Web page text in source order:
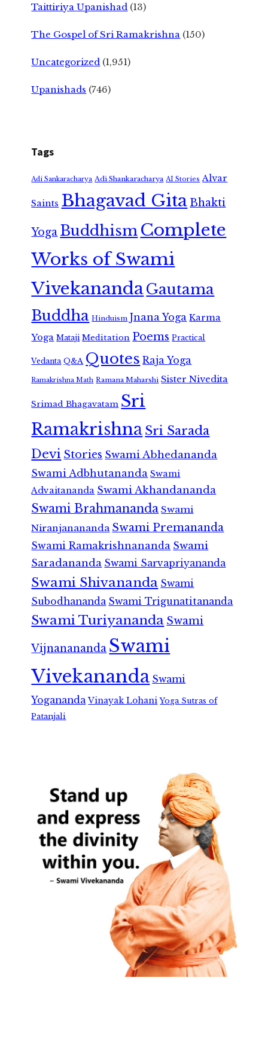
Taittiriya Upanishad (13)
The Gospel of Sri Ramakrishna (150)
Uncategorized (1,951)
Upanishads (746)
Tags
Adi Sankaracharya Adi Shankaracharya AI Stories Alvar
Saints Bhagavad GitaBhakti
Yoga Buddhism Complete
Works of Swami
VivekanandaGautama
Buddha Hinduism Jnana Yoga Karma
Yoga Mataji Meditation Poems Practical
Vedanta Q&A Quotes Raja Yoga
Ramakrishna Math Ramana Maharshi Sister Nivedita
Srimad Bhagavatam Sri
RamakrishnaSri Sarada
Devi Stories Swami Abhedananda
Swami Adbhutananda Swami
Advaitananda Swami Akhandananda
Swami Brahmananda Swami
Niranjanananda Swami Premananda
Swami Ramakrishnananda Swami
Saradananda Swami Sarvapriyananda
Swami Shivananda Swami
Subodhananda Swami Trigunatitananda
Swami Turiyananda Swami
Vijnanananda Swami
Vivekananda Swami
Yogananda Vinayak Lohani Yoga Sutras of
Patanjali